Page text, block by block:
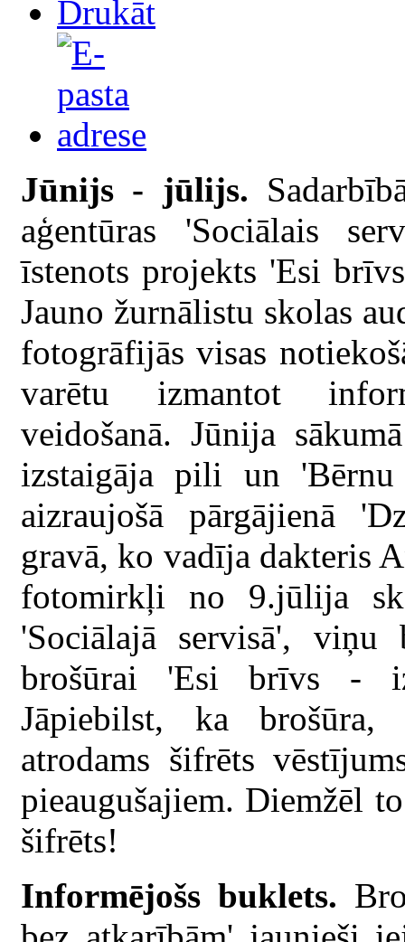
Jūnijs - jūlijs.
aģentūras 'Sociālais
īstenots projekts 'Esi
Jauno žurnālistu skolas
fotogrāfijās visas
varētu izmantot
veidošanā. Jūnija
izstaigāja pili un
aizraujošā pārgājienā
gravā, ko vadīja dakteris
fotomirkļi no 9.jūlija
'Sociālajā servisā',
brošūrai 'Esi brīvs -
Jāpiebilst, ka
atrodams šifrēts
pieaugušajiem. Diemžēl
šifrēts!
Informējošs buklets.